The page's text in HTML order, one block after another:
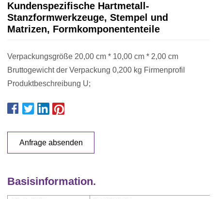
Kundenspezifische Hartmetall-
Stanzformwerkzeuge, Stempel und
Matrizen, Formkomponententeile
Verpackungsgröße 20,00 cm * 10,00 cm * 2,00 cm
Bruttogewicht der Verpackung 0,200 kg Firmenprofil
Produktbeschreibung U;
Anfrage absenden
Basisinformation.